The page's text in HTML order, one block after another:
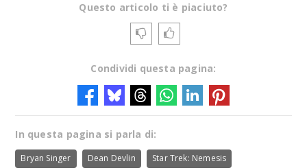
Questo articolo ti è piaciuto?
Condividi questa pagina:
In questa pagina si parla di:
Bryan Singer Dean Devlin Star Trek: Nemesis